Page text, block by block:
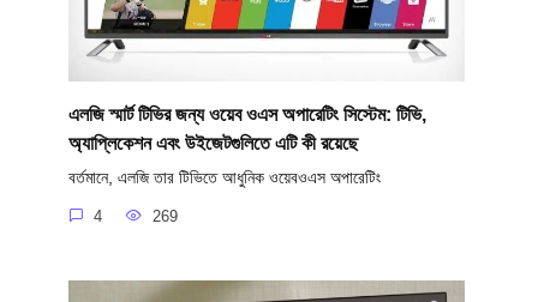
এলজি স্মার্ট টিভির জন্য ওয়েব ওএস অপারেটিং সিস্টেম: টিভি,
অ্যাপ্লিকেশন এবং উইজেটগুলিতে এটি কী রয়েছে
বর্তমানে, এলজি তার টিভিতে আধুনিক ওয়েবওএস অপারেটিং
4 269